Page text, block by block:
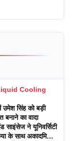
Cooling
उमेश सिंह को बड़ी
बनाने का वादा
साइंसेज ने यूनिवर्सिटी
के साथ अकादमिक